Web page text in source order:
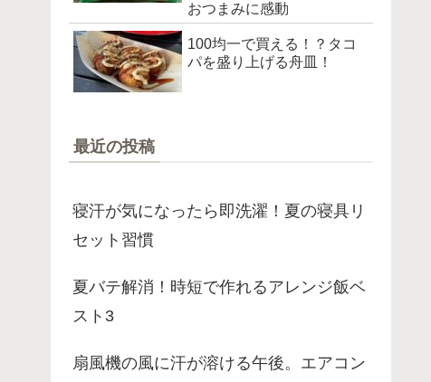
おつまみに感動
100均一で買える！？タコ
パを盛り上げる舟皿！
最近の投稿
寝汗が気になったら即洗濯！夏の寝具リ
セット習慣
夏バテ解消！時短で作れるアレンジ飯ベ
スト3
扇風機の風に汗が溶ける午後。エアコン